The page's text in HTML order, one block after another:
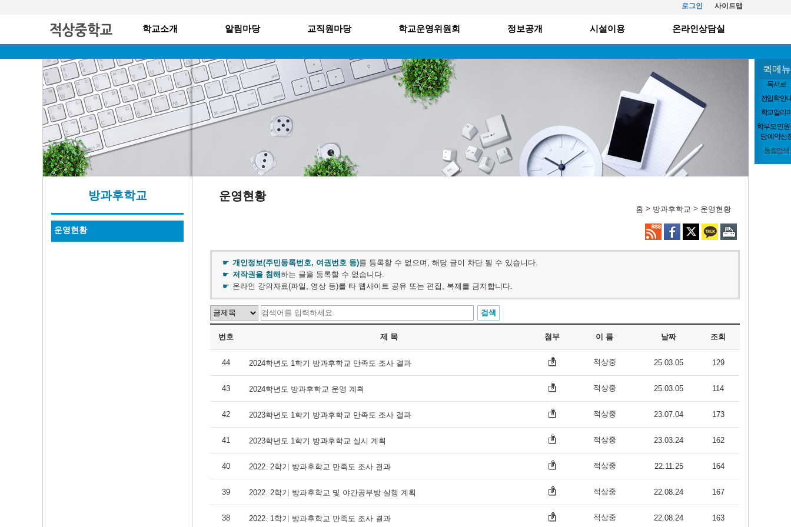
로그인 사이트맵
학교소개 알림마당 교직원마당 학교운영위원회 정보공개 시설이용 온라인상담실
퀵메뉴
독서로
전입학안
학교알리
학부모 민
담 예약신
통합검색
방과후학교
운영현황
운영현황
홈 > 방과후학교 > 운영현황
개인정보(주민등록번호, 여권번호 등)를 등록할 수 없으며, 해당 글이 차단 될 수 있습니다.
저작권을 침해하는 글을 등록할 수 없습니다.
온라인 강의자료(파일, 영상 등)를 타 웹사이트 공유 또는 편집, 복제를 금지합니다.
번호 제 목 첨부 이 름 날짜 조회
44 2024학년도 1학기 방과후학교 만족도 조사 결과 적상중 25.03.05 129
43 2024학년도 방과후학교 운영 계획 적상중 25.03.05 114
42 2023학년도 1학기 방과후학교 만족도 조사 결과 적상중 23.07.04 173
41 2023학년도 1학기 방과후학교 실시 계획 적상중 23.03.24 162
40 2022. 2학기 방과후학교 만족도 조사 결과 적상중 22.11.25 164
39 2022. 2학기 방과후학교 및 야간공부방 실행 계획 적상중 22.08.24 167
38 2022. 1학기 방과후학교 만족도 조사 결과 적상중 22.08.24 163